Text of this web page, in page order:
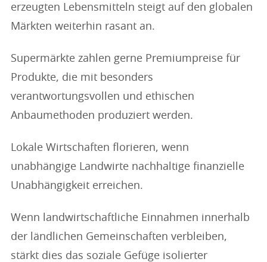
erzeugten Lebensmitteln steigt auf den globalen
Märkten weiterhin rasant an.
Supermärkte zahlen gerne Premiumpreise für
Produkte, die mit besonders
verantwortungsvollen und ethischen
Anbaumethoden produziert werden.
Lokale Wirtschaften florieren, wenn
unabhängige Landwirte nachhaltige finanzielle
Unabhängigkeit erreichen.
Wenn landwirtschaftliche Einnahmen innerhalb
der ländlichen Gemeinschaften verbleiben,
stärkt dies das soziale Gefüge isolierter